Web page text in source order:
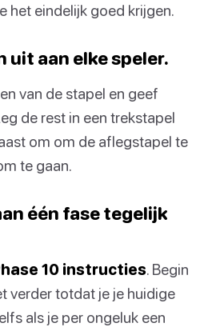
het eindelijk goed krijgen.
uit aan elke speler.
van de stapel en geef
de rest in een trekstapel
om om de aflegstapel te
te gaan.
één fase tegelijk
10 instructies. Begin
verder totdat je je huidige
als je per ongeluk een